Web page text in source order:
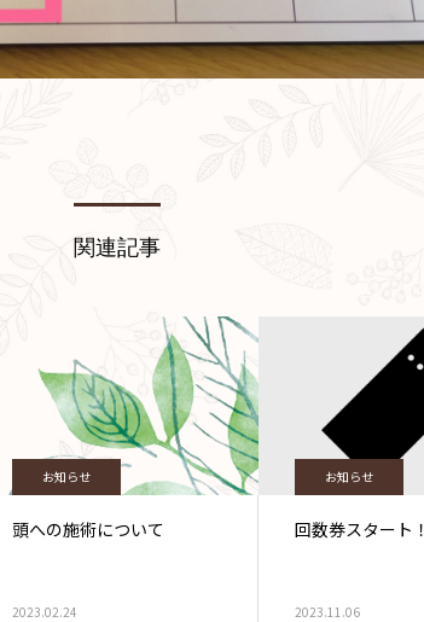
関連記事
お知らせ
頭への施術について
2023.02.24
お知らせ
回数券スタート！
2023.11.06